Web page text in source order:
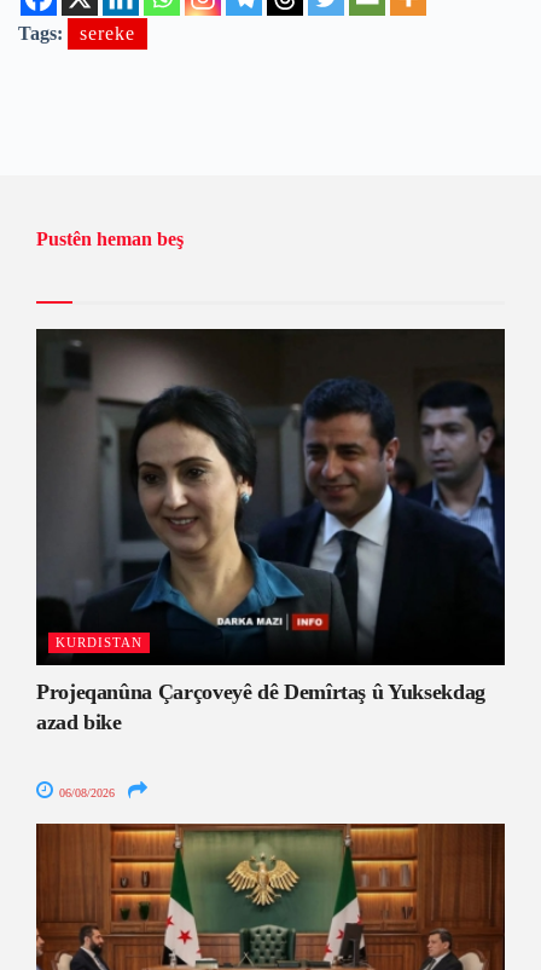
Tags: sereke
Pustên heman beş
KURDISTAN
Projeqanûna Çarçoveyê dê Demîrtaş û Yuksekdag
azad bike
06/08/2026